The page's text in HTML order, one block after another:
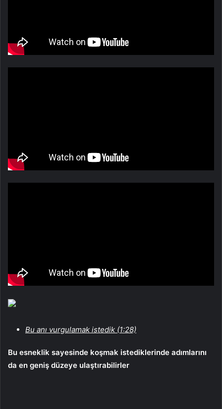
Bu anı vurgulamak istedik (1:28)
Bu esneklik sayesinde koşmak istediklerinde adımlarını
da en geniş düzeye ulaştırabilirler